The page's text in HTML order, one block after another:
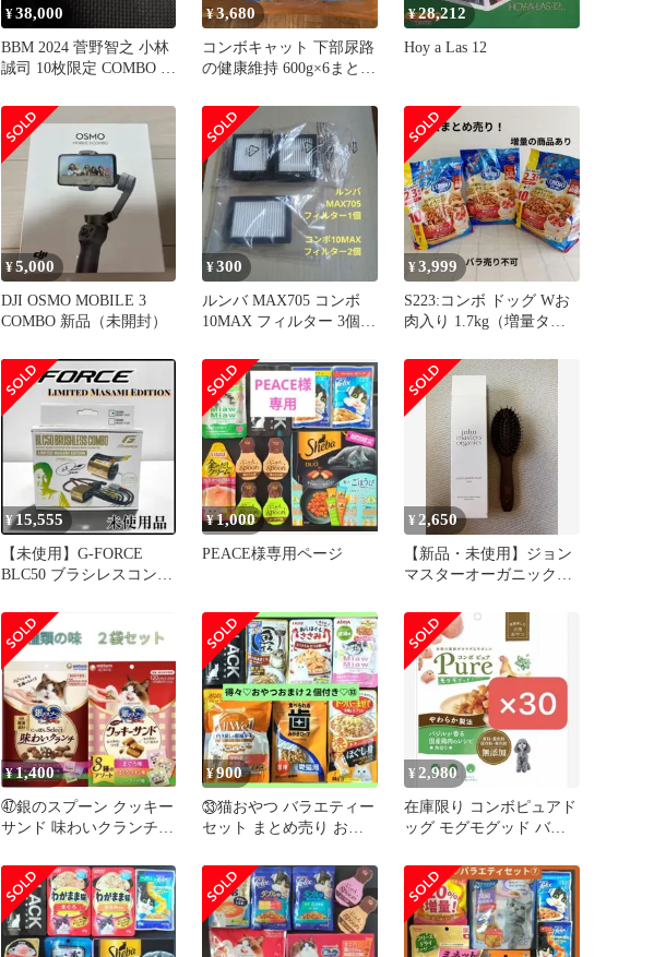
¥38,000
BBM 2024 菅野智之 小林
誠司 10枚限定 COMBO サ
¥3,680
コンボキャット 下部尿路
の健康維持 600g×6まとめ
¥28,212
Hoy a Las 12
¥5,000
DJI OSMO MOBILE 3
COMBO 新品（未開封）
¥300
ルンバ MAX705 コンボ
10MAX フィルター 3個セ
¥3,999
S223:コンボ ドッグ Wお
肉入り 1.7kg（増量タイ
¥15,555
【未使用】G-FORCE
BLC50 ブラシレスコンボ
¥1,000
PEACE様専用ページ
¥ 2,650
【新品・未使用】ジョン
マスターオーガニック
¥1,400
㊼銀のスプーン クッキー
サンド 味わいクランチ
¥900
㉝猫おやつ バラエティー
セット まとめ売り お試
猫の餌
¥ 2,980
在庫限り コンボピュアド
ッグ モグモグッド バジ
ピ 30袋